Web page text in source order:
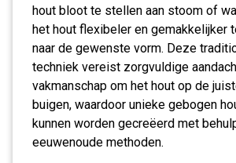
hout bloot te stellen aan stoom of
het hout flexibeler en gemakkelijker
naar de gewenste vorm. Deze
techniek vereist zorgvuldige
vakmanschap om het hout op de
buigen, waardoor unieke gebogen
kunnen worden gecreëerd met
eeuwenoude methoden.